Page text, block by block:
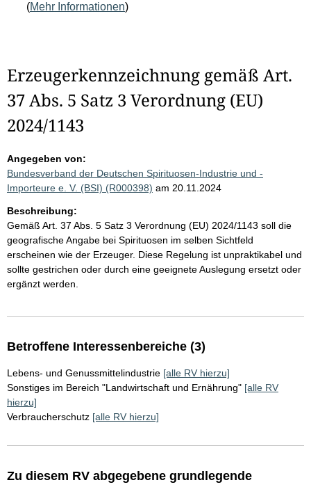
(Mehr Informationen)
Erzeugerkennzeichnung gemäß Art.
37 Abs. 5 Satz 3 Verordnung (EU)
2024/1143
Angegeben von:
Bundesverband der Deutschen Spirituosen-Industrie und -
Importeure e. V. (BSI) (R000398) am 20.11.2024
Beschreibung:
Gemäß Art. 37 Abs. 5 Satz 3 Verordnung (EU) 2024/1143 soll die
geografische Angabe bei Spirituosen im selben Sichtfeld
erscheinen wie der Erzeuger. Diese Regelung ist unpraktikabel und
sollte gestrichen oder durch eine geeignete Auslegung ersetzt oder
ergänzt werden.
Betroffene Interessenbereiche (3)
Lebens- und Genussmittelindustrie [alle RV hierzu]
Sonstiges im Bereich "Landwirtschaft und Ernährung" [alle RV
hierzu]
Verbraucherschutz [alle RV hierzu]
Zu diesem RV abgegebene grundlegende